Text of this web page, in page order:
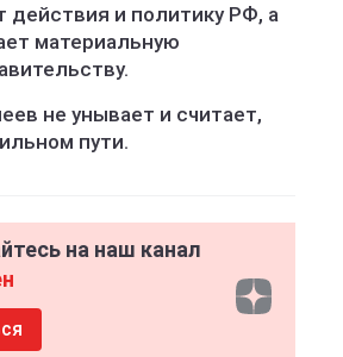
действия и политику РФ, а
материальную
не унывает и считает,
пути.
на наш канал